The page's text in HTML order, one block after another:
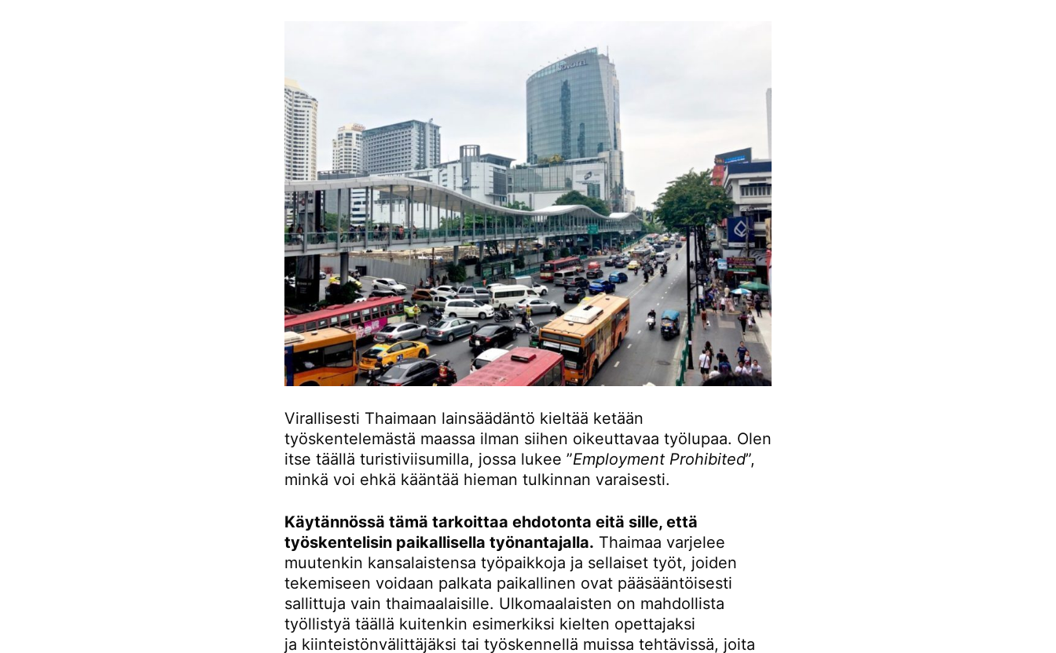
Virallisesti Thaimaan lainsäädäntö kieltää ketään
työskentelemästä maassa ilman siihen oikeuttavaa työlupaa. Olen
itse täällä turistiviisumilla, jossa lukee ”Employment Prohibited”,
minkä voi ehkä kääntää hieman tulkinnan varaisesti.
Käytännössä tämä tarkoittaa ehdotonta eitä sille, että
työskentelisin paikallisella työnantajalla. Thaimaa varjelee
muutenkin kansalaistensa työpaikkoja ja sellaiset työt, joiden
tekemiseen voidaan palkata paikallinen ovat pääsääntöisesti
sallittuja vain thaimaalaisille. Ulkomaalaisten on mahdollista
työllistyä täällä kuitenkin esimerkiksi kielten opettajaksi
ja kiinteistönvälittäjäksi tai työskennellä muissa tehtävissä, joita